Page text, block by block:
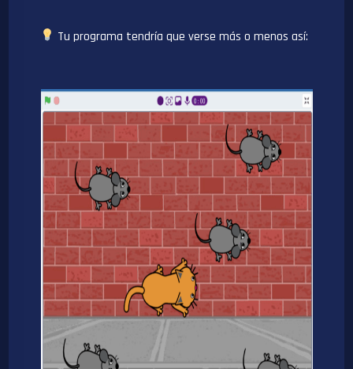
Tu programa tendría que verse más o menos así: